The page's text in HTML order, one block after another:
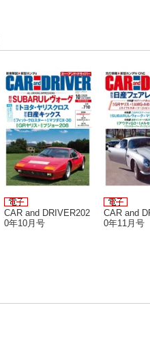
CAR and DRIVER202
0年10月号
CAR and
0年11月号